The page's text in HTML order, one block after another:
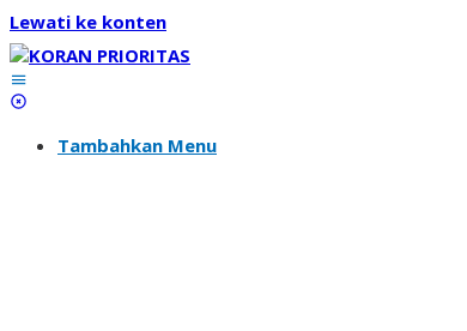
Lewati ke konten
Tambahkan Menu